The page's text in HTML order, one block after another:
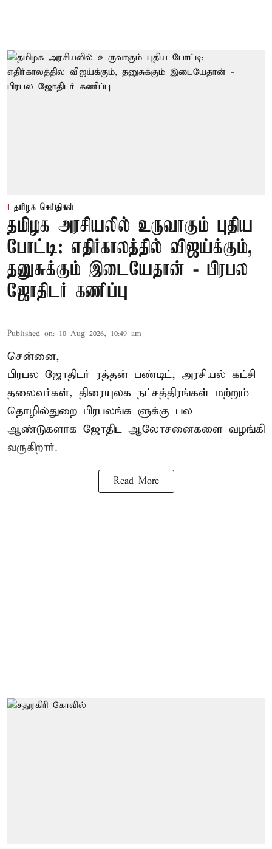
தமிழக செய்திகள்
தமிழக அரசியலில் உருவாகும் புதிய
போட்டி: எதிர்காலத்தில் விஜய்க்கும்,
தனுசுக்கும் இடையேதான் - பிரபல
ஜோதிடர் கணிப்பு
Published on: 10 Aug 2026, 10:49 am
சென்னை,
பிரபல ஜோதிடர் ரத்தன் பண்டிட், அரசியல் கட்சி
தலைவர்கள், திரையுலக நட்சத்திரங்கள் மற்றும்
தொழில்துறை பிரபலங்க ளுக்கு பல
ஆண்டுகளாக ஜோதிட ஆலோசனைகளை வழங்கி
வருகிறார்.
Read More